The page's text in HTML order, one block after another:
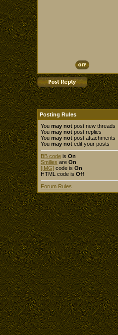
Posting Rules
You may not post new threads
You may not post replies
You may not post attachments
You may not edit your posts
BB code is On
Smilies are On
[IMG] code is On
HTML code is Off
Forum Rules